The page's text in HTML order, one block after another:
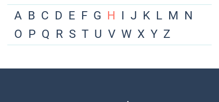
A B C D E F G H I J K L M N
O P Q R S T U V W X Y Z